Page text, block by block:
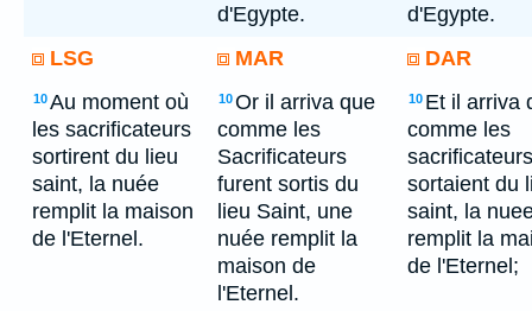
d'Egypte.
d'Egypte.
LSG
MAR DAR
10Au moment où
les sacrificateurs
sortirent du lieu
saint, la nuée
remplit la maison
de l'Eternel.
10Or il arriva que
comme les
Sacrificateurs
furent sortis du
lieu Saint, une
nuée remplit la
maison de
l'Eternel.
10 Et il arriva
comme les
sacrificateurs
sortaient du
saint, la
remplit la
de l'Eternel;